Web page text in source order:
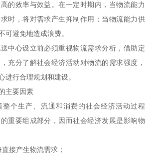
的效率与效益。在一定时期内，当物流能力
时，将对需求产生抑制作用；当物流能力供
可避免地造成浪费。
心设立前必须重视物流需求分析，借助定
充分了解社会经济活动对物流的需求强度，
进行合理规划和建设。
主要因素
个生产、流通和消费的社会经济活动过程
重要组成部分，因而社会经济发展是影响物
接产生物流需求；